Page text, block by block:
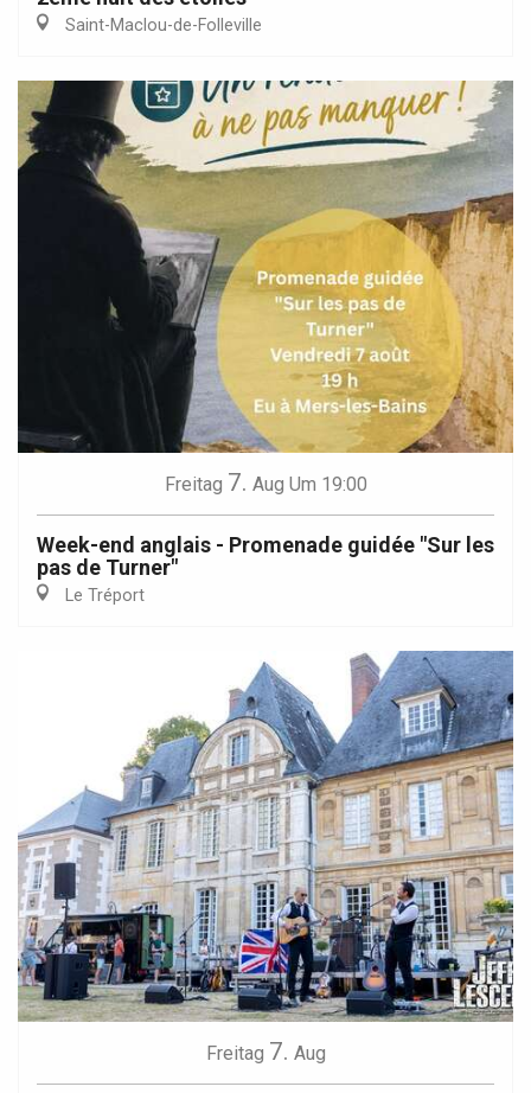
Saint-Maclou-de-Folleville
Freitag 7. Aug Um 19:00
Week-end anglais - Promenade guidée "Sur les
pas de Turner"
Le Tréport
Freitag 7. Aug